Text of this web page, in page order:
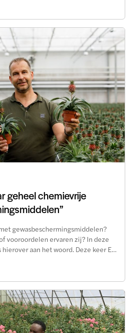
geheel chemievrije
gewasbeschermingsmiddelen?
vooroordelen ervaren zij? In deze
aan het woord. Deze keer Ed